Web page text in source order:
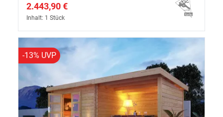
2.443,90 €
Inhalt: 1 Stück
-13% UVP